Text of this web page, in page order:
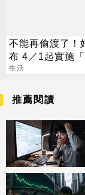
不能再偷渡了！
布 4／1起實施
卡」入場
生活
推薦閱讀